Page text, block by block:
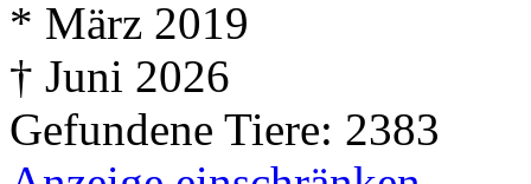
* März 2019
† Juni 2026
Gefundene Tiere: 2383